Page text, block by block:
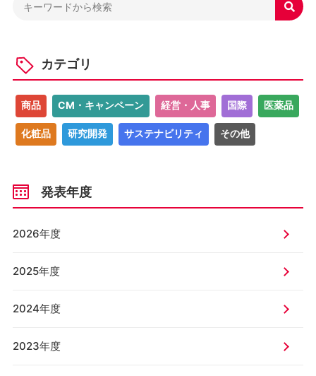

カテゴリ
商品 CM・キャンペーン 経営・人事 国際 医薬品
化粧品 研究開発 サステナビリティ その他
発表年度
2026年度
2025年度
2024年度
2023年度